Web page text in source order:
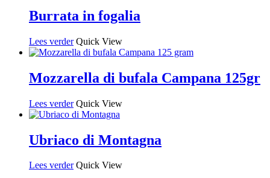
Burrata in fogalia
Lees verder Quick View
Mozzarella di bufala Campana 125gr
Lees verder Quick View
Ubriaco di Montagna
Lees verder Quick View